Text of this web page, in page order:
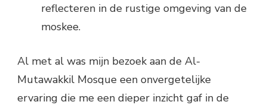
reflecteren in de rustige omgeving van de
moskee.
Al met al was mijn bezoek aan de Al-
Mutawakkil Mosque een onvergetelijke
ervaring die me een dieper inzicht gaf in de